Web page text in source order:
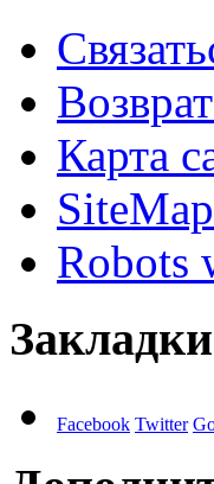
Карта
Robots
Закладки
Facebook Twitter